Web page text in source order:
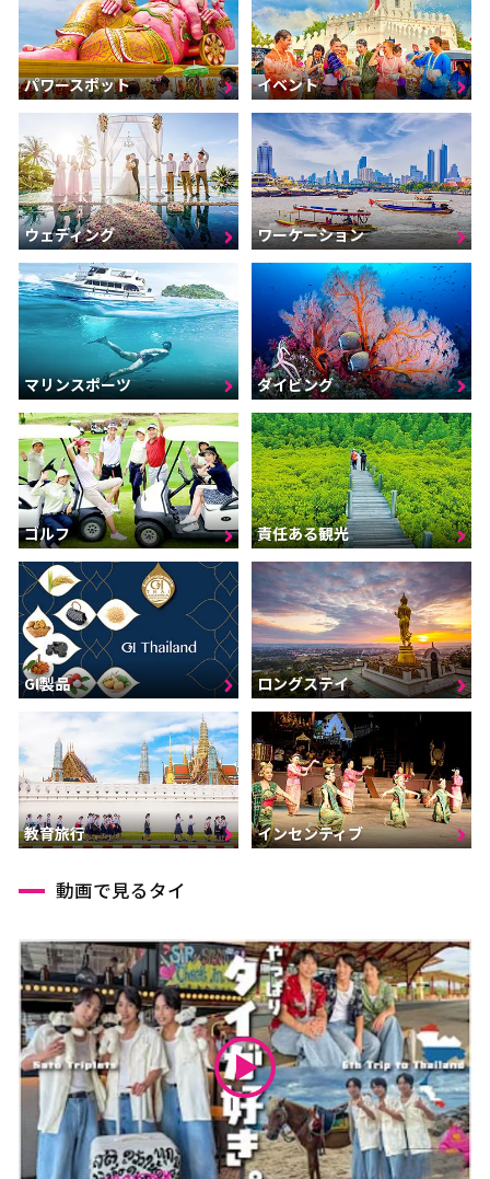
パワースポット イベント
ウェディング ワーケーション
マリンスポーツ ダイビング
ゴルフ 責任ある観光
GI製品 ロングステイ
教育旅行 インセンティブ
動画で見るタイ